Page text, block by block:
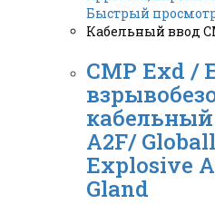
Быстрый
Кабельный ввод
CMP Exd /
A2F/
Explosive
Gland